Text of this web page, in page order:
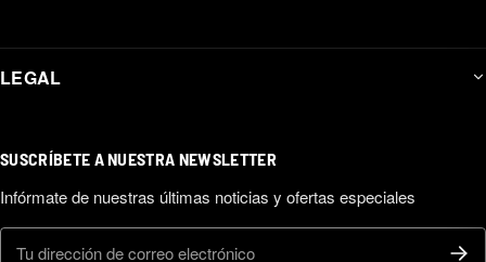
LEGAL
SUSCRÍBETE A NUESTRA NEWSLETTER
Infórmate de nuestras últimas noticias y ofertas especiales